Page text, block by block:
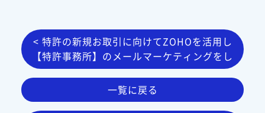
< 特許の新規お取引に向けてZOHOを活用し
【特許事務所】のメールマーケティングをし
ています。
一覧に戻る